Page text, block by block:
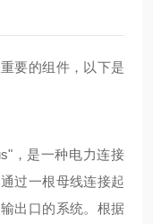
要的组件，以下是
，是一种电力连接
过一根母线连接起
出口的系统。根据